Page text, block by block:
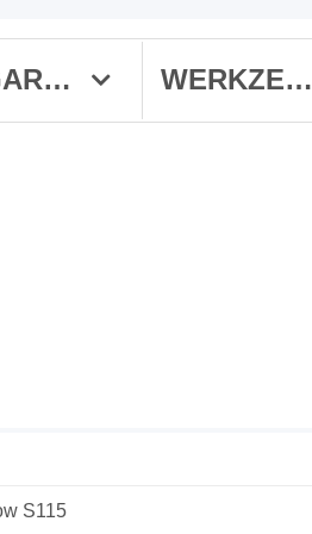
GARTEN WERKZEUGE
S115